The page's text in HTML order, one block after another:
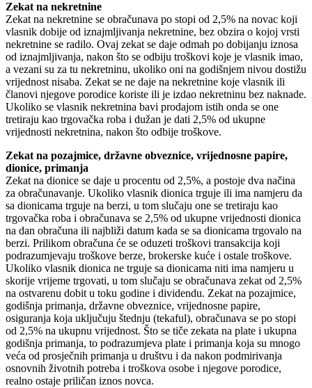
Zekat na nekretnine
Zekat na nekretnine se obračunava po stopi od 2,5% na novac koji
vlasnik dobije od iznajmljivanja nekretnine, bez obzira o kojoj vrsti
nekretnine se radilo. Ovaj zekat se daje odmah po dobijanju iznosa
od iznajmljivanja, nakon što se odbiju troškovi koje je vlasnik imao,
a vezani su za tu nekretninu, ukoliko oni na godišnjem nivou dostižu
vrijednost nisaba. Zekat se ne daje na nekretnine koje vlasnik ili
članovi njegove porodice koriste ili je izdao nekretninu bez naknade.
Ukoliko se vlasnik nekretnina bavi prodajom istih onda se one
tretiraju kao trgovačka roba i dužan je dati 2,5% od ukupne
vrijednosti nekretnina, nakon što odbije troškove.
Zekat na pozajmice, državne obveznice, vrijednosne papire,
dionice, primanja
Zekat na dionice se daje u procentu od 2,5%, a postoje dva načina
za obračunavanje. Ukoliko vlasnik dionica trguje ili ima namjeru da
sa dionicama trguje na berzi, u tom slučaju one se tretiraju kao
trgovačka roba i obračunava se 2,5% od ukupne vrijednosti dionica
na dan obračuna ili najbliži datum kada se sa dionicama trgovalo na
berzi. Prilikom obračuna će se oduzeti troškovi transakcija koji
podrazumjevaju troškove berze, brokerske kuće i ostale troškove.
Ukoliko vlasnik dionica ne trguje sa dionicama niti ima namjeru u
skorije vrijeme trgovati, u tom slučaju se obračunava zekat od 2,5%
na ostvarenu dobit u toku godine i dividendu. Zekat na pozajmice,
godišnja primanja, državne obveznice, vrijednosne papire,
osiguranja koja uključuju štednju (tekaful), obračunava se po stopi
od 2,5% na ukupnu vrijednost. Što se tiče zekata na plate i ukupna
godišnja primanja, to podrazumjeva plate i primanja koja su mnogo
veća od prosječnih primanja u društvu i da nakon podmirivanja
osnovnih životnih potreba i troškova osobe i njegove porodice,
realno ostaje priličan iznos novca.